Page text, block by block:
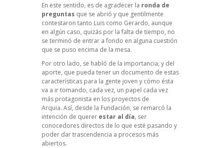
En este sentido, es de agradecer la ronda de
preguntas que se abrió y que gentilmente
contestaron tanto Luis como Gerardo, aunque
en algún caso, quizás por la falta de tiempo, no
se terminó de entrar a fondo en alguna cuestión
que se puso encima de la mesa.
Por otro lado, se habló de la importancia, y del
aporte, que pueda tener un documento de estas
características para la gente joven y cómo ésta
va a ir tomando, cada vez, un papel cada vez
más protagonista en los proyectos de
Arquia. Así, desde la Fundación, se remarcó la
intención de querer estar al día, ser
conocedores directos de lo que esté pasando y
poder dar trascendencia a procesos más
abiertos.